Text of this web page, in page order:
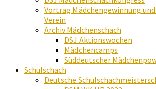
Vortrag Mädchengewinnung
Verein
Archiv Mädchenschach
DSJ Aktionswochen
Mädchencamps
Süddeutscher
Schulschach
Deutsche